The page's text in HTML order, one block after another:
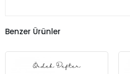
Benzer Ürünler